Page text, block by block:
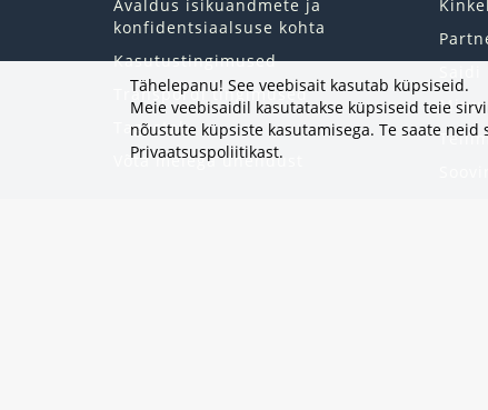
Avaldus isikuandmete ja
konfidentsiaalsuse kohta
Kasutustingimused
Transpordi tingimused
Tagastab
Võta meiega ühendust
Minu
Tähelepanu! See veebisait kasutab küpsiseid.
Meie veebisaidil kasutatakse küpsiseid teie
nõustute küpsiste kasutamisega. Te saate
Privaatsuspoliitikast.